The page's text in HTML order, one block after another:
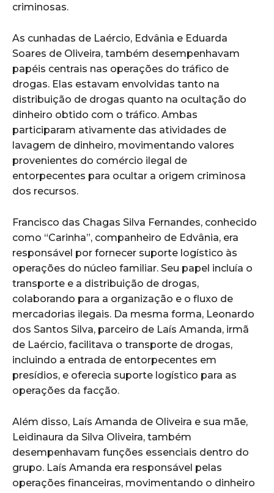
criminosas.
As cunhadas de Laércio, Edvânia e Eduarda
Soares de Oliveira, também desempenhavam
papéis centrais nas operações do tráfico de
drogas. Elas estavam envolvidas tanto na
distribuição de drogas quanto na ocultação do
dinheiro obtido com o tráfico. Ambas
participaram ativamente das atividades de
lavagem de dinheiro, movimentando valores
provenientes do comércio ilegal de
entorpecentes para ocultar a origem criminosa
dos recursos.
Francisco das Chagas Silva Fernandes, conhecido
como “Carinha”, companheiro de Edvânia, era
responsável por fornecer suporte logístico às
operações do núcleo familiar. Seu papel incluía o
transporte e a distribuição de drogas,
colaborando para a organização e o fluxo de
mercadorias ilegais. Da mesma forma, Leonardo
dos Santos Silva, parceiro de Laís Amanda, irmã
de Laércio, facilitava o transporte de drogas,
incluindo a entrada de entorpecentes em
presídios, e oferecia suporte logístico para as
operações da facção.
Além disso, Laís Amanda de Oliveira e sua mãe,
Leidinaura da Silva Oliveira, também
desempenhavam funções essenciais dentro do
grupo. Laís Amanda era responsável pelas
operações financeiras, movimentando o dinheiro